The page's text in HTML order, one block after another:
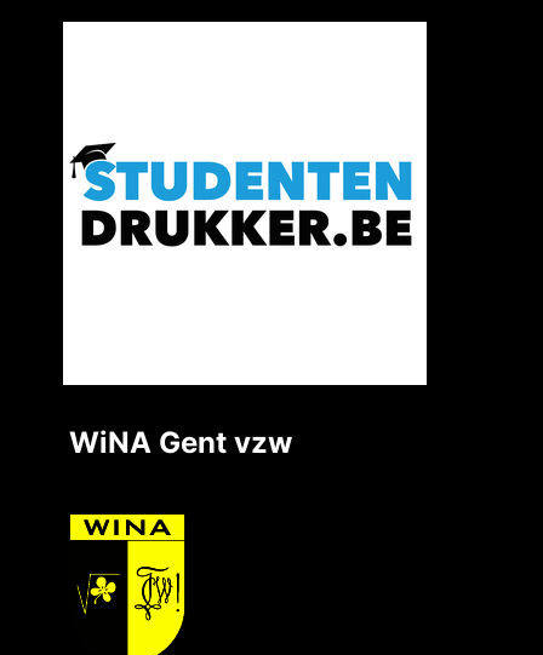
WiNA Gent vzw